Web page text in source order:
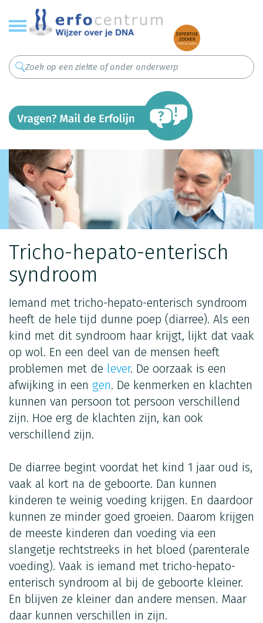
Overslaan
en
naar
inhoud
gaan
Tricho-hepato-enterisch
syndroom
Iemand met tricho-hepato-enterisch syndroom
heeft de hele tijd dunne poep (diarree). Als een
kind met dit syndroom haar krijgt, lijkt dat vaak
op wol. En een deel van de mensen heeft
problemen met de lever. De oorzaak is een
afwijking in een gen. De kenmerken en klachten
kunnen van persoon tot persoon verschillend
zijn. Hoe erg de klachten zijn, kan ook
verschillend zijn.
De diarree begint voordat het kind 1 jaar oud is,
vaak al kort na de geboorte. Dan kunnen
kinderen te weinig voeding krijgen. En daardoor
kunnen ze minder goed groeien. Daarom krijgen
de meeste kinderen dan voeding via een
slangetje rechtstreeks in het bloed (parenterale
voeding). Vaak is iemand met tricho-hepato-
enterisch syndroom al bij de geboorte kleiner.
En blijven ze kleiner dan andere mensen. Maar
daar kunnen verschillen in zijn.